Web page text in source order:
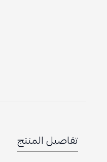
تفاصيل المنتج